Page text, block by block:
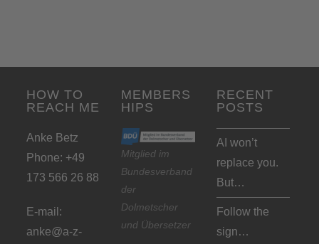
HOW TO
REACH ME
Anke Betz
Phone: +49
173 566 26 88
E-mail:
anke@a-z-
MEMBERS
HIPS
Mitglied im
Bundesverband
der
Dolmetscher
und Übersetzer
RECENT
POSTS
AI won’t
replace you.
But…
Follow the
sign…